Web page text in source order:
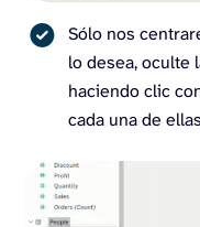
Sólo nos
lo desea, oculte
haciendo clic
cada una de